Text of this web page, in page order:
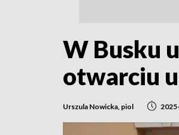
W Busku
otwarciu
Urszula Nowicka, piol